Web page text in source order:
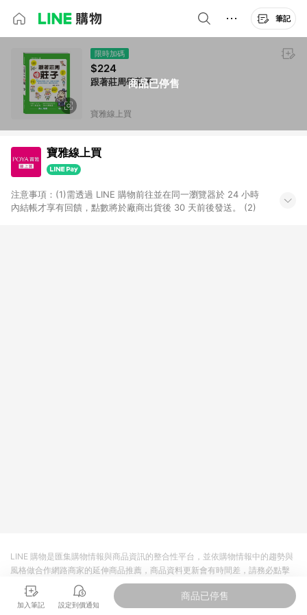
筆記
商品已停售
限時加碼
$224
跟著莊周學莊子
寶雅線上買
寶雅線上買
注意事項：(1)需透過 LINE 購物前往並在同一瀏覽器於 24 小時
內結帳才享有回饋，點數將於廠商出貨後 30 天前後發送。 (2)
加入筆記 設定到價通知
商品已停售
LINE 購物是匯集購物情報與商品資訊的整合性平台，並依購物情報中的趨勢與
風格做合作網路商家的延伸商品推薦，商品資料更新會有時間差，請務必點擊
商品至各合作網路商家，確認現售價與購物條件，一切資訊以合作廠商網頁為
準。